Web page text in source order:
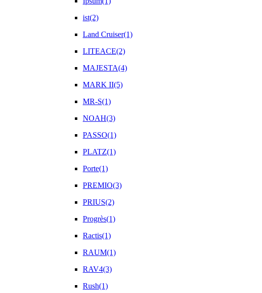
ist(2)
Land Cruiser(1)
LITEACE(2)
MAJESTA(4)
MARK II(5)
MR-S(1)
NOAH(3)
PASSO(1)
PLATZ(1)
Porte(1)
PREMIO(3)
PRIUS(2)
Progrès(1)
Ractis(1)
RAUM(1)
RAV4(3)
Rush(1)